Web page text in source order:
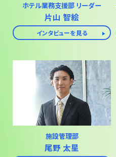
ホテル業務支援部 リーダー
片山 智絵
インタビューを見る
施設管理部
尾野 太星